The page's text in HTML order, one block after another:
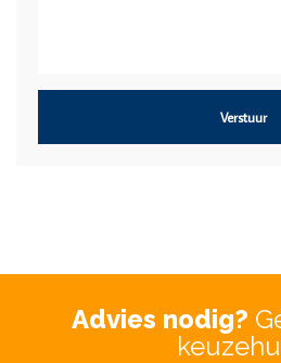
Verstuur
Advies nodig?